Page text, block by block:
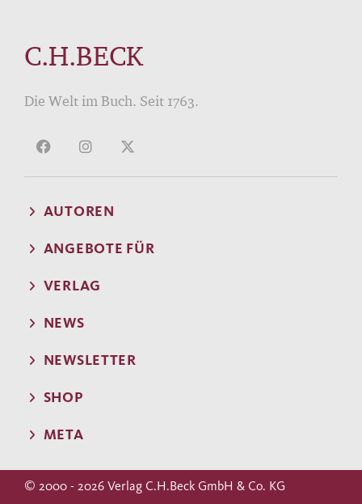
C.H.BECK
Die Welt im Buch. Seit 1763.
AUTOREN
ANGEBOTE FÜR
VERLAG
NEWS
NEWSLETTER
SHOP
META
© 2000 - 2026 Verlag C.H.Beck GmbH & Co. KG